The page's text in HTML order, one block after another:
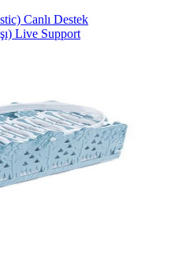
Canlı Destek
Live Support